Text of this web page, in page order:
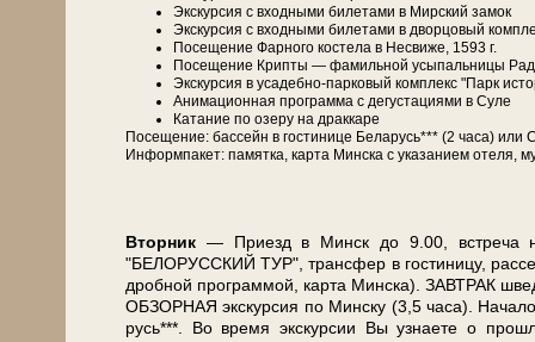
Экс­кур­сия с вход­ны­ми би­ле­та­ми в Мирский за­мок
Экс­кур­сия с вход­ны­ми би­ле­та­ми в двор­цо­вый
По­се­ще­ние Фар­но­го ко­сте­ла в Не­сви­же, 1593 г.
По­се­ще­ние Крипты — фамильной усыпальницы
Экс­кур­сия в усадебно-парковый ком­плекс "Парк
Анимационная про­грам­ма с де­гу­ста­ци­я­ми в Су­ле
Ка­та­ние по озе­ру на драккаре
По­се­ще­ние: бас­сейн в го­сти­ни­це Бе­ла­русь*** (2 ча­са)
Ин­форм­па­кет: па­мят­ка, кар­та Мин­ска с ука­за­ни­ем оте­ля,
Втор­ник — При­езд в Минск до 9.00, встре­ча
"БЕЛОРУССКИЙ ТУР", транс­фер в го­сти­ни­цу,
дроб­ной про­грам­мой, кар­та Мин­ска). ЗАВ­ТРАК
ОБЗОРНАЯ экскурсия по Мин­ску (3,5 ча­са).
русь***. Во вре­мя экс­кур­сии Вы узна­е­те о